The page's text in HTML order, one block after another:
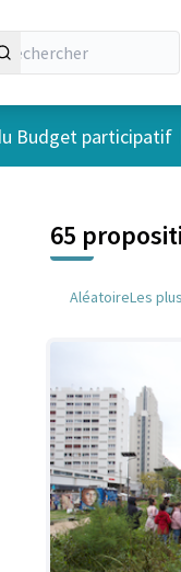
Budget participatif
65
AléatoireLes